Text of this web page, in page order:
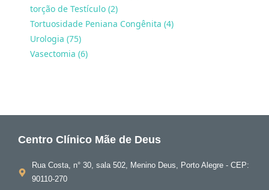
torção de Testículo (2)
Tortuosidade Peniana Congênita (4)
Urologia (75)
Vasectomia (6)
Centro Clínico Mãe de Deus
Rua Costa, n° 30, sala 502, Menino Deus, Porto Alegre - CEP:
90110-270